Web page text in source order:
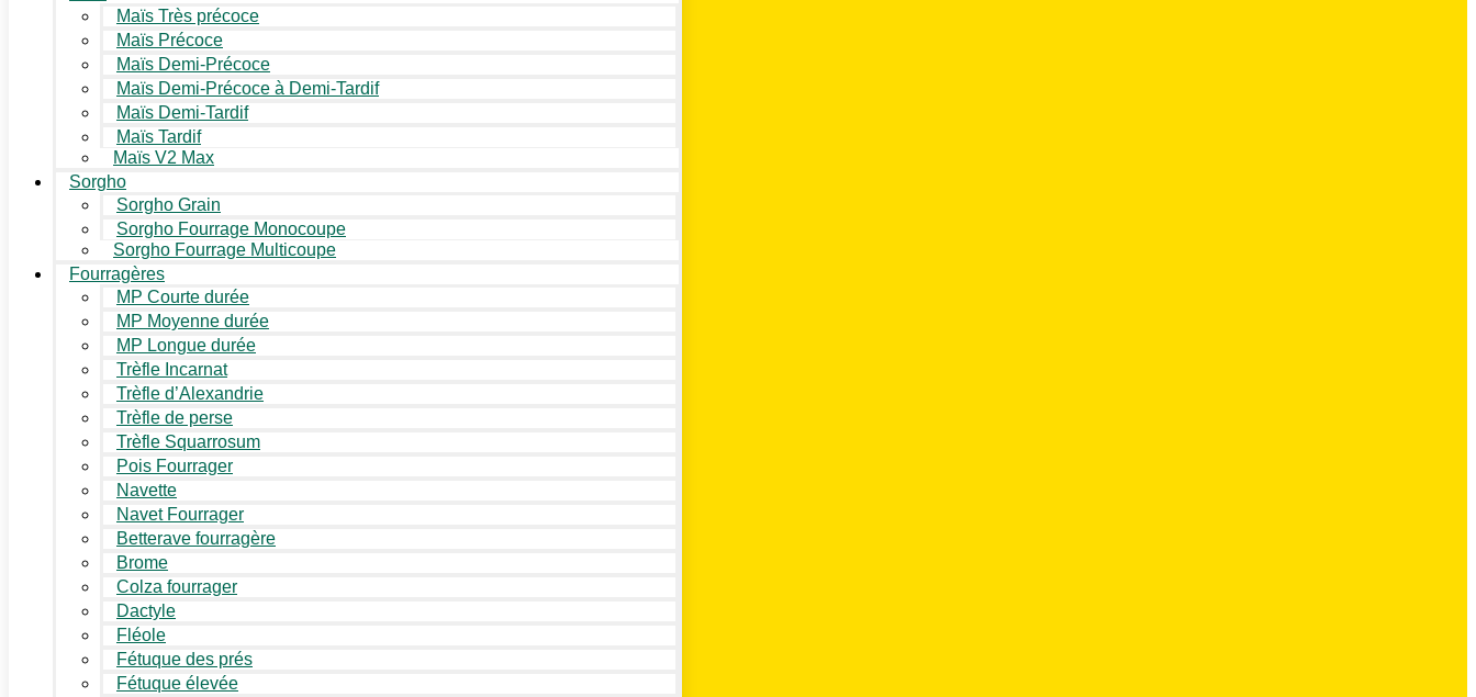
Maïs Très précoce
Maïs Précoce
Maïs Demi-Précoce
Maïs Demi-Précoce à Demi-Tardif
Maïs Demi-Tardif
Maïs Tardif
Maïs V2 Max
Sorgho
Sorgho Grain
Sorgho Fourrage Monocoupe
Sorgho Fourrage Multicoupe
Fourragères
MP Courte durée
MP Moyenne durée
MP Longue durée
Trèfle Incarnat
Trèfle d’Alexandrie
Trèfle de perse
Trèfle Squarrosum
Pois Fourrager
Navette
Navet Fourrager
Betterave fourragère
Brome
Colza fourrager
Dactyle
Fléole
Fétuque des prés
Fétuque élevée